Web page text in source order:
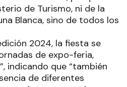
de Turismo, ni de la
Blanca, sino de todos los
2024, la fiesta se
de expo-feria,
indicando que “también
de diferentes